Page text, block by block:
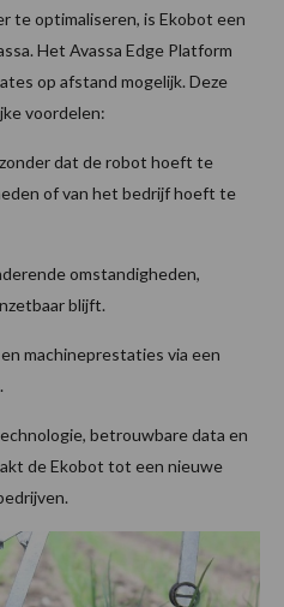
te optimaliseren, is Ekobot een
Het Avassa Edge Platform
op afstand mogelijk. Deze
voordelen:
dat de robot hoeft te
of van het bedrijf hoeft te
omstandigheden,
blijft.
machineprestaties via een
betrouwbare data en
de Ekobot tot een nieuwe